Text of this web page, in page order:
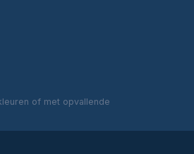
of met opvallende